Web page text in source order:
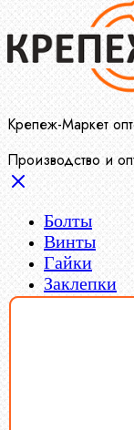
Крепеж-Маркет
Производство и
Болты
Винты
Гайки
Заклепки
Пресс-